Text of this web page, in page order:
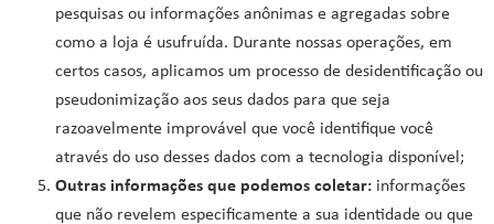
pesquisas ou informações anônimas e agregadas sobre
como a loja é usufruída. Durante nossas operações, em
certos casos, aplicamos um processo de desidentificação ou
pseudonimização aos seus dados para que seja
razoavelmente improvável que você identifique você
através do uso desses dados com a tecnologia disponível;
Outras informações que podemos coletar: informações
que não revelem especificamente a sua identidade ou que